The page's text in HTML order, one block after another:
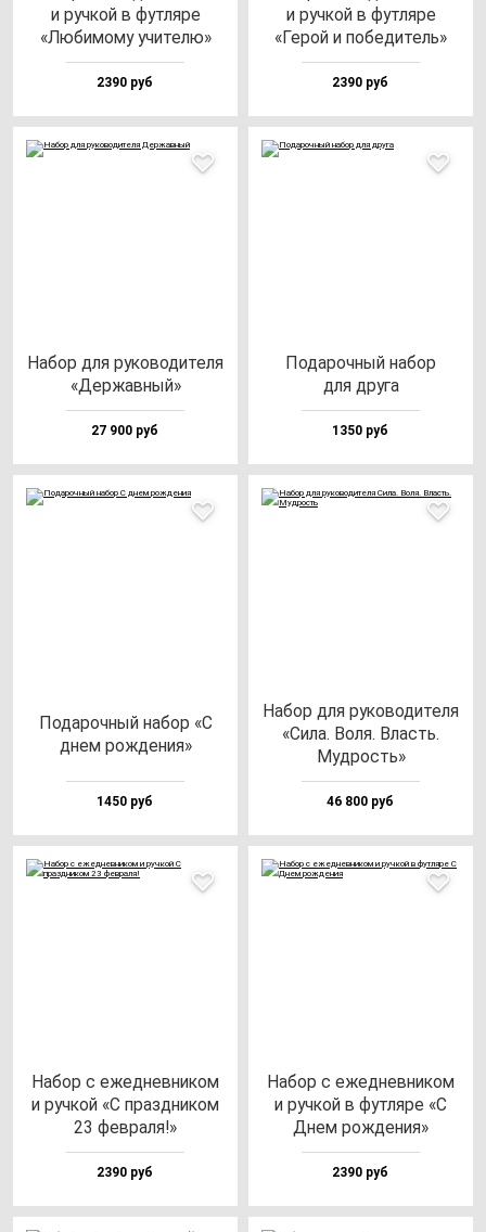
и руч­кой в фут­ля­ре
«Люби­мо­му учи­те­лю»
2390 руб
и руч­кой в фут­ля­ре
«Герой и по­бе­ди­тель»
2390 руб
Набор для ру­ко­во­ди­те­ля
«Дер­жав­ный»
27 900 руб
Пода­роч­ный на­бор
для дру­га
1350 руб
Пода­роч­ный на­бор «С
днем рож­де­ния»
1450 руб
Набор для ру­ко­во­ди­те­ля
«Сила. Воля. Власть.
Муд­рость»
46 800 руб
Набор с ежед­нев­ни­ком
и руч­кой «С праз­дни­ком
23 фев­ра­ля!»
2390 руб
Набор с ежед­нев­ни­ком
и руч­кой в фут­ля­ре «С
Днем рож­де­ния»
2390 руб